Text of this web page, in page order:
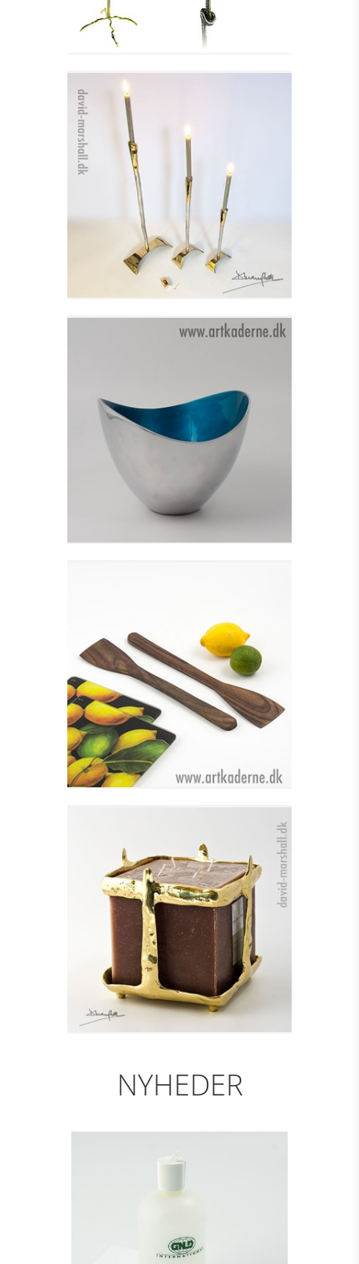
LYSESTAGE MEDIAVAL
CANDELABRA I
Se detajler
ALUMINIUM SKÅL,
TURKIS - HØJ
SPADEFORMET
SALATBESTIK
Se detajler
LYSESTAGE TIL
BLOKLYS - SQUARE
Se detajler
NYHEDER